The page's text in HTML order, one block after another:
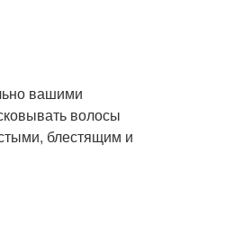
вашими
волосы
блестящим и